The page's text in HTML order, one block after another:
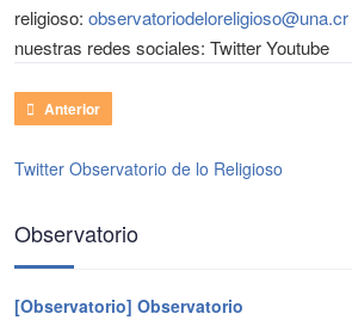
religioso: observatoriodeloreligioso@una.cr
nuestras redes sociales: Twitter Youtube
Artículo anterior: Información de contacto
Anterior
Twitter Observatorio de lo Religioso
Observatorio
[Observatorio] Observatorio